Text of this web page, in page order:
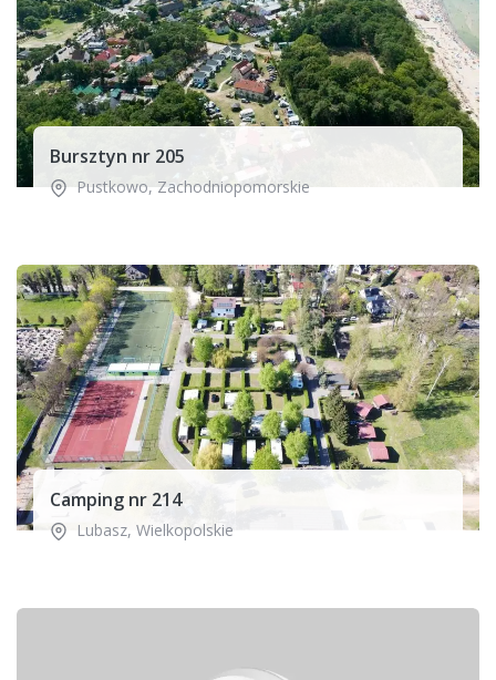
Bursztyn nr 205
Pustkowo,Zachodniopomorskie
Camping nr 214
Lubasz, Wielkopolskie